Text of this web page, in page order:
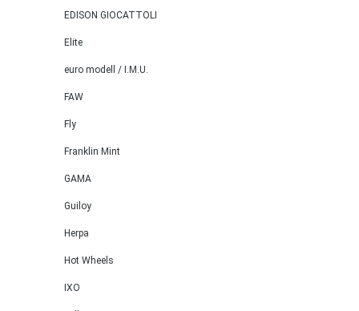
EDISON GIOCATTOLI
Elite
euro modell / I.M.U.
FAW
Fly
Franklin Mint
GAMA
Guiloy
Herpa
Hot Wheels
IXO